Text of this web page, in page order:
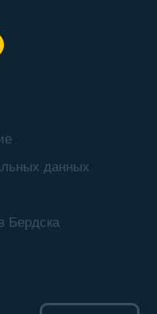
данных
Бердска